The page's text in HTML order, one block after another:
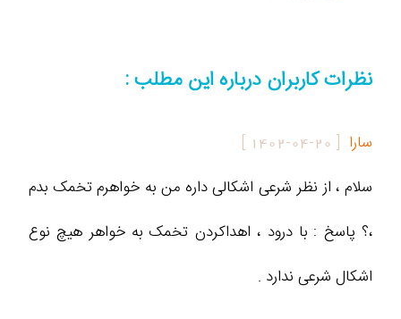
نظرات کاربران درباره این مطلب :
سارا [
1402-04-20
]
سلام ، از نظر شرعی اشکالی داره من به خواهرم تخمک بدم
،؟ پاسخ : با درود ، اهداکردن تخمک به خواهر هیچ نوع
اشکال شرعی ندارد .